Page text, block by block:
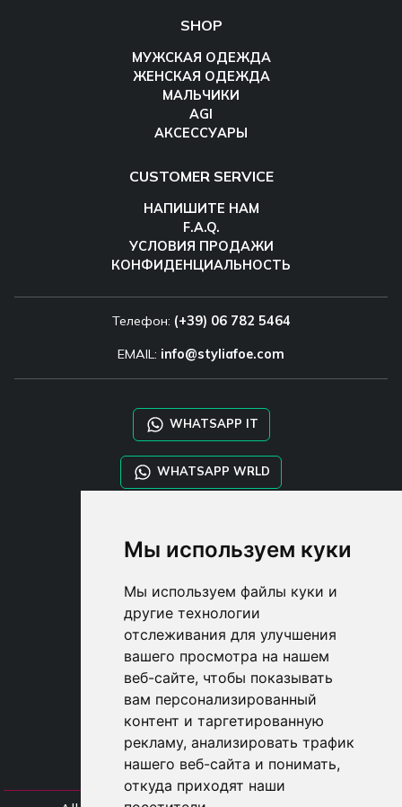
Мы используем куки
Мы используем файлы куки и
другие технологии
отслеживания для улучшения
вашего просмотра на нашем
веб-сайте, чтобы показывать
вам персонализированный
контент и таргетированную
рекламу, анализировать трафик
нашего веб-сайта и понимать,
откуда приходят наши
SHOP
МУЖСКАЯ ОДЕЖДА
ЖЕНСКАЯ ОДЕЖДА
МАЛЬЧИКИ
AGI
АКСЕССУАРЫ
CUSTOMER SERVICE
НАПИШИТЕ НАМ
F.A.Q.
УСЛОВИЯ ПРОДАЖИ
КОНФИДЕНЦИАЛЬНОСТЬ
Телефон: (+39) 06 782 5464
EMAIL: info@styliafoe.com
WHATSAPP IT
WHATSAPP WRLD
SHOP B2B
DROPSHIPPING
USER
SUBSCRIBE
ВОЙДИТЕ